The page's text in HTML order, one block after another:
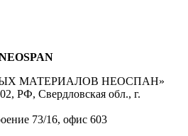
МАТЕРИАЛОВ НЕОСПАН»
РФ, Свердловская обл., г.
73/16, офис 603